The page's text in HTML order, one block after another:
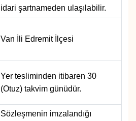
idari şartnameden ulaşılabilir.
Van İli Edremit İlçesi
Yer tesliminden itibaren 30
(Otuz) takvim günüdür.
Sözleşmenin imzalandığı